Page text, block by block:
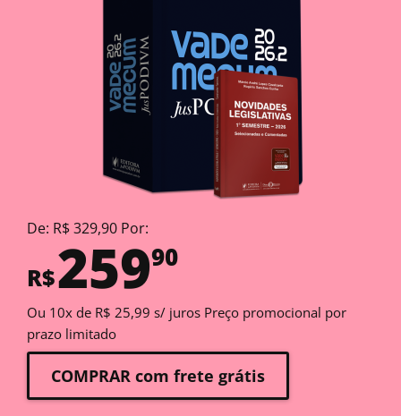
De: R$ 329,90 Por:
R$25990
Ou 10x de R$ 25,99 s/ juros Preço promocional por
prazo limitado
COMPRAR com frete grátis